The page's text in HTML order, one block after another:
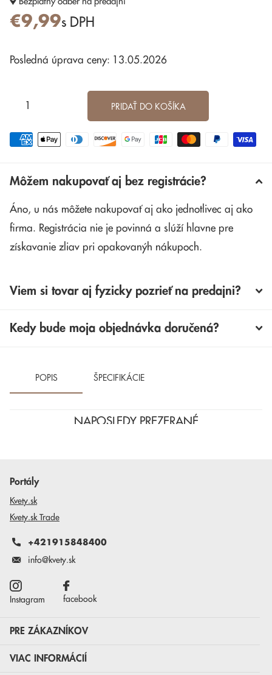
€9,99s DPH
Posledná úprava ceny: 13.05.2026
PRIDAŤ DO KOŠÍKA
Môžem nakupovať aj bez registrácie?
Áno, u nás môžete nakupovať aj ako jednotlivec aj ako
firma. Registrácia nie je povinná a slúží hlavne pre
získavanie zliav pri opakovanýh nákupoch.
Viem si tovar aj fyzicky pozrieť na predajni?
Kedy bude moja objednávka doručená?
POPIS ŠPECIFIKÁCIE
NAPOSLEDY PREZERANÉ
Portály
Kvety.sk
Kvety.sk Trade
+421915848400
info@kvety.sk
Instagram facebook
PRE ZÁKAZNÍKOV
VIAC INFORMÁCIÍ